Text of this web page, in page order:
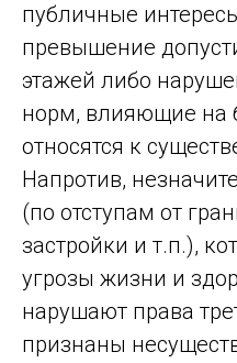
публичные
превышение
этажей либо
норм, влияющие на
относятся к
Напротив,
(по отступам от
застройки и т.п.),
угрозы жизни и
нарушают права
признаны